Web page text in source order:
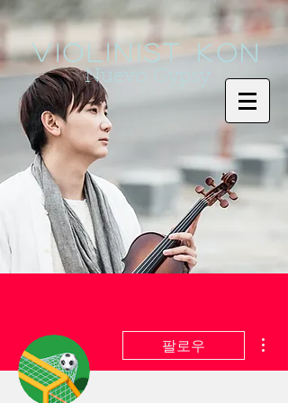
Violinist KoN
Nuevo Gypsy
팔로우